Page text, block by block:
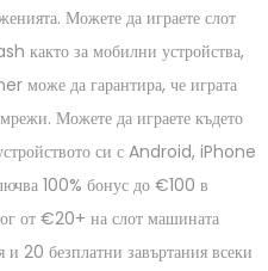
Можете да играете слот
за мобилни устройства,
може да гарантира, че играта
Можете да играете където
си с Android, iPhone
100% бонус до €100 в
от €20+ на слот машината
и 20 безплатни завъртания всеки